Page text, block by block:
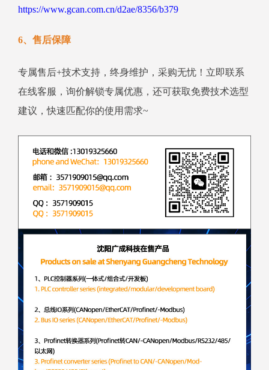
https://www.gcan.com.cn/d2ae/8356/b379
6、售后保障
专属售后+技术支持，终身维护，采购无忧！立即联系
在线客服，询价解锁专属优惠，还可获取免费技术选型
建议，快速匹配你的使用需求~